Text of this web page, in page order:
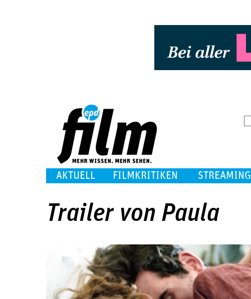
AKTUELL FILMKRITIKEN STREAMING
Trailer von Paula